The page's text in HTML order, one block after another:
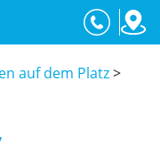
auf dem Platz>